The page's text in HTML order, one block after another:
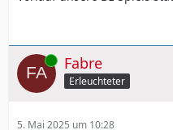
Online Fabre
Erleuchteter
5. Mai 2025 um 10:28